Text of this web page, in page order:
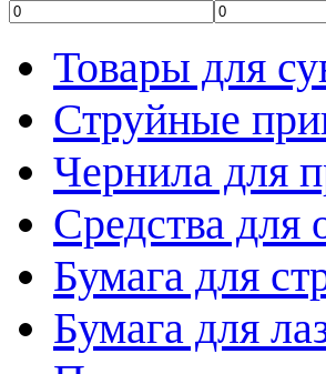
Товары для
Струйные
Чернила для
Средства для
Бумага для
Бумага для